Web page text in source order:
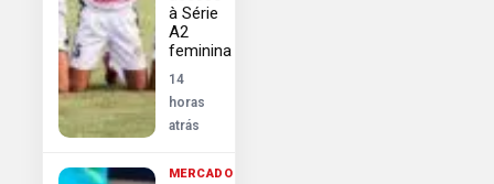
à Série
A2
feminina
14
horas
atrás
MERCADO